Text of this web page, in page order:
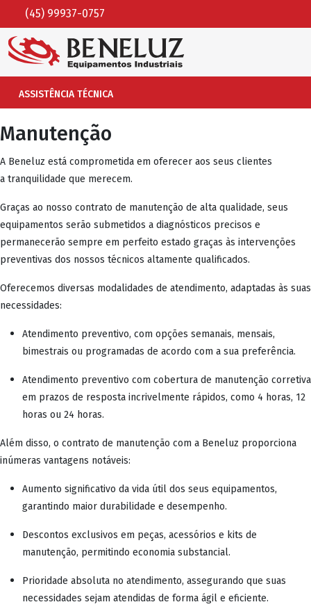
(45) 99937-0757
ASSISTÊNCIA TÉCNICA
Manutenção
A Beneluz está comprometida em oferecer aos seus clientes
a tranquilidade que merecem.
Graças ao nosso contrato de manutenção de alta qualidade, seus
equipamentos serão submetidos a diagnósticos precisos e
permanecerão sempre em perfeito estado graças às intervenções
preventivas dos nossos técnicos altamente qualificados.
Oferecemos diversas modalidades de atendimento, adaptadas às suas
necessidades:
Atendimento preventivo, com opções semanais, mensais,
bimestrais ou programadas de acordo com a sua preferência.
Atendimento preventivo com cobertura de manutenção corretiva
em prazos de resposta incrivelmente rápidos, como 4 horas, 12
horas ou 24 horas.
Além disso, o contrato de manutenção com a Beneluz proporciona
inúmeras vantagens notáveis:
Aumento significativo da vida útil dos seus equipamentos,
garantindo maior durabilidade e desempenho.
Descontos exclusivos em peças, acessórios e kits de
manutenção, permitindo economia substancial.
Prioridade absoluta no atendimento, assegurando que suas
necessidades sejam atendidas de forma ágil e eficiente.